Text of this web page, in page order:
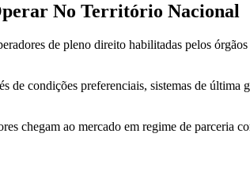
No Território Nacional
de pleno direito habilitadas pelos
de condições preferenciais, sistemas de
chegam ao mercado em regime de parceria